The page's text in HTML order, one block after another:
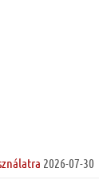
2026-07-30